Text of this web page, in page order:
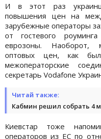
И в этот раз
повышения цен на
зарубежные операторы
от гостевого
еврозоны. Наоборот,
оптовых цен, как
межоператорские
секретарь Vodafone
Читай также:
Кабмин решил собрать 4
Киевстар тоже
операторов из ЕС по